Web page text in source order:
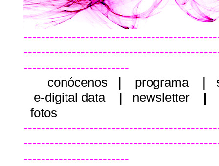
------------------------
conócenos
| programa |
e-digital data| newsletter
|
fotos
------------------------